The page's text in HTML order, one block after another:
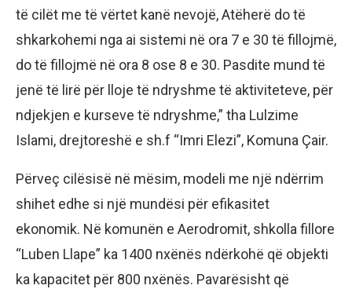
të cilët me të vërtet kanë nevojë, Atëherë do të
shkarkohemi nga ai sistemi në ora 7 e 30 të fillojmë,
do të fillojmë në ora 8 ose 8 e 30. Pasdite mund të
jenë të lirë për lloje të ndryshme të aktiviteteve, për
ndjekjen e kurseve të ndryshme,” tha Lulzime
Islami, drejtoreshë e sh.f “Imri Elezi”, Komuna Çair.
Përveç cilësisë në mësim, modeli me një ndërrim
shihet edhe si një mundësi për efikasitet
ekonomik. Në komunën e Aerodromit, shkolla fillore
“Luben Llape” ka 1400 nxënës ndërkohë që objekti
ka kapacitet për 800 nxënës. Pavarësisht që